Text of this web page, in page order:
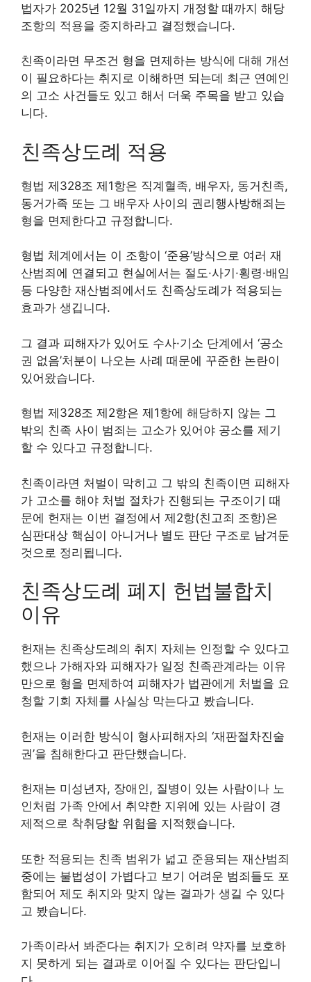
법자가 2025년 12월 31일까지 개정할 때까지 해당
조항의 적용을 중지하라고 결정했습니다.
친족이라면 무조건 형을 면제하는 방식에 대해 개선
이 필요하다는 취지로 이해하면 되는데 최근 연예인
의 고소 사건들도 있고 해서 더욱 주목을 받고 있습
니다.
친족상도례 적용
형법 제328조 제1항은 직계혈족, 배우자, 동거친족,
동거가족 또는 그 배우자 사이의 권리행사방해죄는
형을 면제한다고 규정합니다.
형법 체계에서는 이 조항이 ‘준용’방식으로 여러 재
산범죄에 연결되고 현실에서는 절도·사기·횡령·배임
등 다양한 재산범죄에서도 친족상도례가 적용되는
효과가 생깁니다.
그 결과 피해자가 있어도 수사·기소 단계에서 ‘공소
권 없음’처분이 나오는 사례 때문에 꾸준한 논란이
있어왔습니다.
형법 제328조 제2항은 제1항에 해당하지 않는 그
밖의 친족 사이 범죄는 고소가 있어야 공소를 제기
할 수 있다고 규정합니다.
친족이라면 처벌이 막히고 그 밖의 친족이면 피해자
가 고소를 해야 처벌 절차가 진행되는 구조이기 때
문에 헌재는 이번 결정에서 제2항(친고죄 조항)은
심판대상 핵심이 아니거나 별도 판단 구조로 남겨둔
것으로 정리됩니다.
친족상도례 폐지 헌법불합치
이유
헌재는 친족상도례의 취지 자체는 인정할 수 있다고
했으나 가해자와 피해자가 일정 친족관계라는 이유
만으로 형을 면제하여 피해자가 법관에게 처벌을 요
청할 기회 자체를 사실상 막는다고 봤습니다.
헌재는 이러한 방식이 형사피해자의 ‘재판절차진술
권’을 침해한다고 판단했습니다.
헌재는 미성년자, 장애인, 질병이 있는 사람이나 노
인처럼 가족 안에서 취약한 지위에 있는 사람이 경
제적으로 착취당할 위험을 지적했습니다.
또한 적용되는 친족 범위가 넓고 준용되는 재산범죄
중에는 불법성이 가볍다고 보기 어려운 범죄들도 포
함되어 제도 취지와 맞지 않는 결과가 생길 수 있다
고 봤습니다.
가족이라서 봐준다는 취지가 오히려 약자를 보호하
지 못하게 되는 결과로 이어질 수 있다는 판단입니